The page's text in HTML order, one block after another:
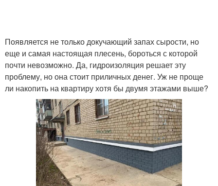
Появляется не только докучающий запах сырости, но
еще и самая настоящая плесень, бороться с которой
почти невозможно. Да, гидроизоляция решает эту
проблему, но она стоит приличных денег. Уж не проще
ли накопить на квартиру хотя бы двумя этажами выше?